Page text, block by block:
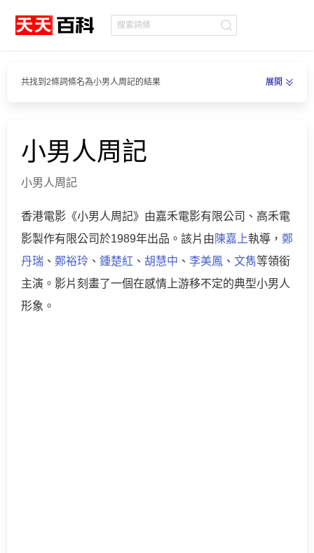
共找到2條詞條名為小男人周記的結果 展開
小男人周記
小男人周記
香港電影《小男人周記》由嘉禾電影有限公司、高禾電
影製作有限公司於1989年出品。該片由 陳嘉上執導， 鄭
丹瑞 、 鄭裕玲 、 鍾楚紅 、 胡慧中 、 李美鳳 、 文雋等領銜
主演。影片刻畫了一個在感情上游移不定的典型小男人
形象。